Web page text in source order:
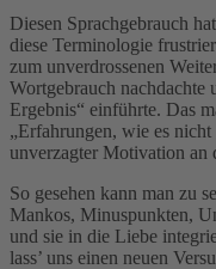
Diesen Sprachgebrauch
diese Terminologie
zum unverdrossenen
Wortgebrauch nachdachte
Ergebnis“ einführte. Das
„Erfahrungen, wie es
unverzagter Motivation an
So gesehen kann man zu
Mankos, Minuspunkten,
und sie in die Liebe
lass’ uns einen neuen